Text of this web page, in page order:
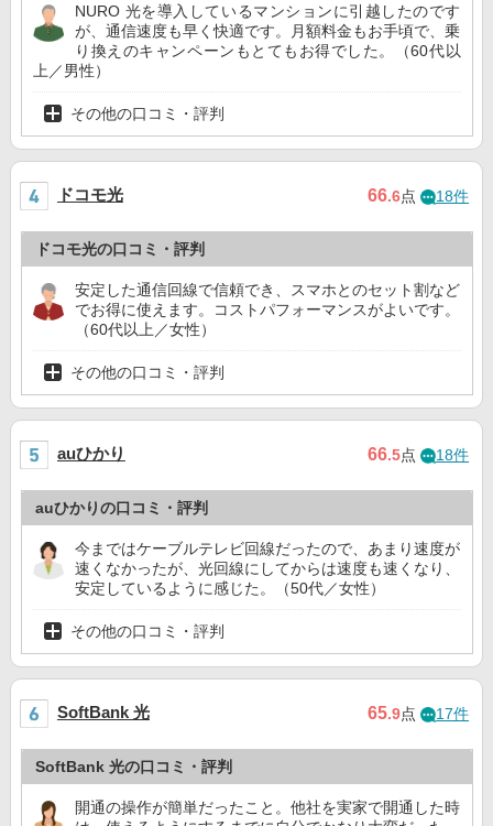
NURO 光を導入しているマンションに引越したのです
が、通信速度も早く快適です。月額料金もお手頃で、乗
り換えのキャンペーンもとてもお得でした。（60代以
上／男性）
その他の口コミ・評判
ドコモ光 66.6点 18件
ドコモ光の口コミ・評判
安定した通信回線で信頼でき、スマホとのセット割など
でお得に使えます。コストパフォーマンスがよいです。
（60代以上／女性）
その他の口コミ・評判
auひかり 66.5点 18件
auひかりの口コミ・評判
今まではケーブルテレビ回線だったので、あまり速度が
速くなかったが、光回線にしてからは速度も速くなり、
安定しているように感じた。（50代／女性）
その他の口コミ・評判
SoftBank 光 65.9点 17件
SoftBank 光の口コミ・評判
開通の操作が簡単だったこと。他社を実家で開通した時